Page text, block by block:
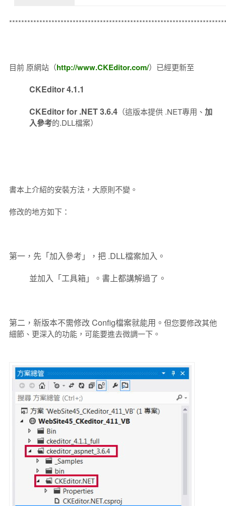
目前 原網站（http://www.CKEditor.com/）已經更新至
CKEditor 4.1.1
CKEditor for .NET 3.6.4（這版本提供 .NET專用、 加
入參考的.DLL檔案）
書本上介紹的安裝方法，大原則不變。
修改的地方如下：
第一，先「加入參考」，把 .DLL檔案加入。
並加入「工具箱」。書上都講解過了。
第二，新版本不需修改 Config檔案就能用。 但您要修改其他
細節、更深入的功能，可能要進去微調一下。